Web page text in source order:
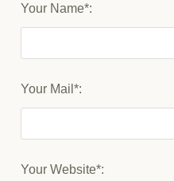
Your Name*:
Your Mail*:
Your Website*: